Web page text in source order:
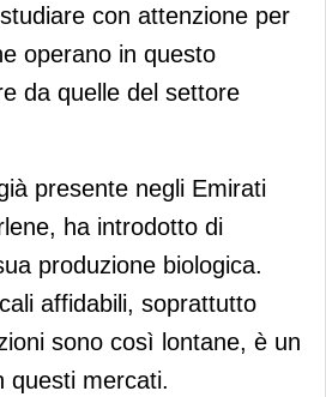
con attenzione per
operano in questo
da quelle del settore
presente negli Emirati
ha introdotto di
produzione biologica.
affidabili, soprattutto
sono così lontane, è un
questi mercati.